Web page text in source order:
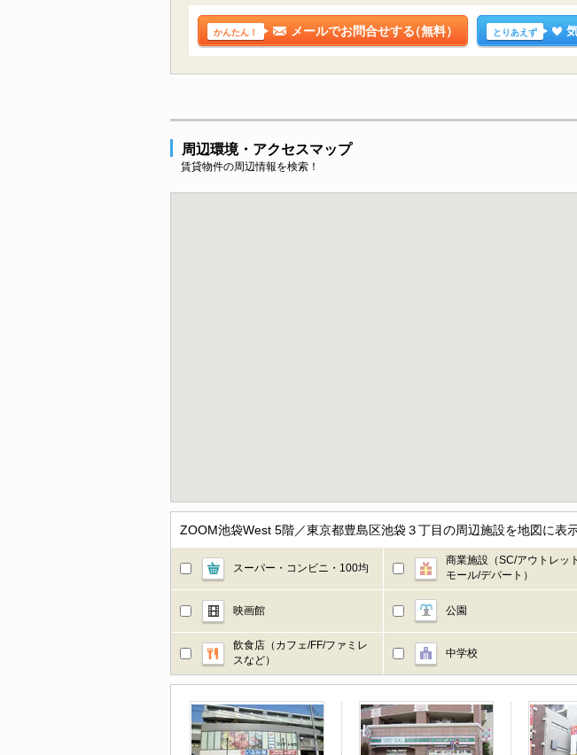
かんたん！ メールでお問合せする（無料） とりあえず
周辺環境・アクセスマップ
賃貸物件の周辺情報を検索！
ZOOM池袋West 5階／東京都豊島区池袋３丁目の周辺施設を地図に表
スーパー・コンビニ・100均
商業施設（SC/アウトレット
モール/デパート）
映画館 公園
飲食店（カフェ/FF/ファミレ
スなど）
中学校